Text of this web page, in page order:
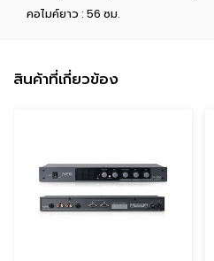
คอไมค์ยาว : 56 ซม.
สินค้าที่เกี่ยวข้อง